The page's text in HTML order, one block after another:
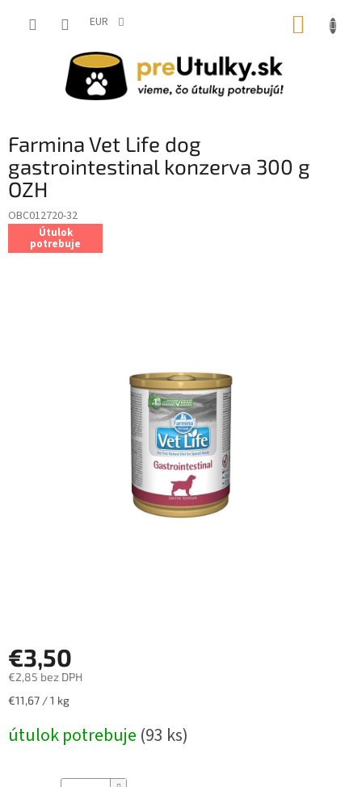
EUR
Farmina Vet Life dog
gastrointestinal konzerva 300 g
OZH
OBC012720-32
Útulok
potrebuje
€3,50
€2,85 bez DPH
Jednotková
€11,67 / 1 kg
útulok potrebuje (93 ks)